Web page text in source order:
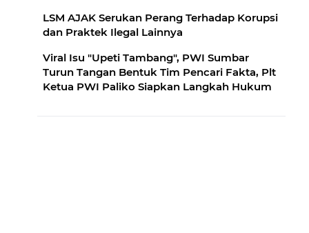
LSM AJAK Serukan Perang Terhadap Korupsi
dan Praktek Ilegal Lainnya
Viral Isu "Upeti Tambang", PWI Sumbar
Turun Tangan Bentuk Tim Pencari Fakta, Plt
Ketua PWI Paliko Siapkan Langkah Hukum